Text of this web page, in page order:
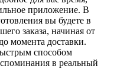
приложение. В
вы будете в
заказа, начиная от
момента доставки.
способом
в реальный